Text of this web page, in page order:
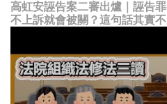
高虹安誣告案二審出爐｜誣告
不上訴就會被關？這句話其實不